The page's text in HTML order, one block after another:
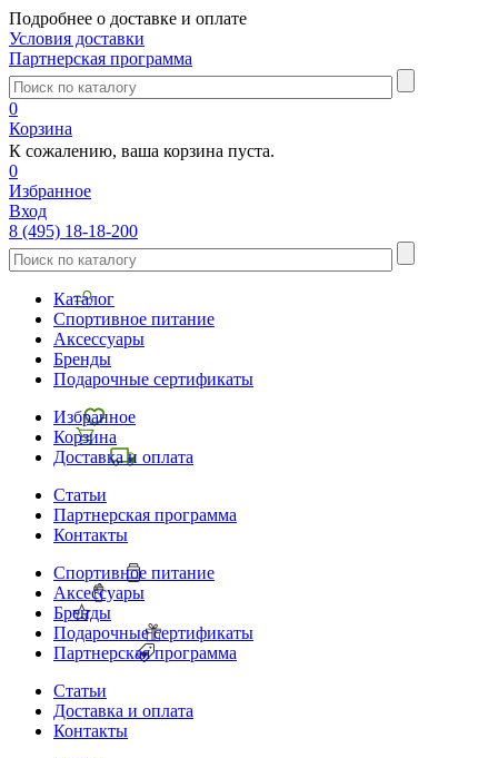
Подробнее о доставке и оплате
Условия доставки
Партнерская программа
0
Корзина
К сожалению, ваша корзина пуста.
0
Избранное
Вход
8 (495) 18-18-200
Каталог
Спортивное питание
Аксессуары
Бренды
Подарочные сертификаты
Избранное
Корзина
Доставка и оплата
Статьи
Партнерская программа
Контакты
Спортивное питание
Аксессуары
Бренды
Подарочные сертификаты
Партнерская программа
Статьи
Доставка и оплата
Контакты